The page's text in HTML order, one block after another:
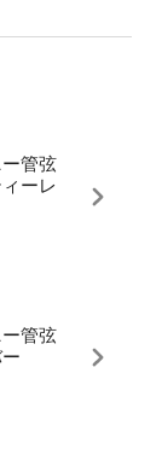
管弦
ーレ
管弦